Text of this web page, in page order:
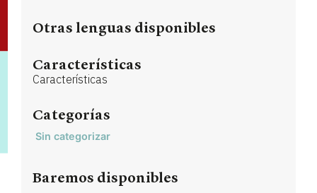
Otras lenguas disponibles
Características
Características
Categorías
Sin categorizar
Baremos disponibles